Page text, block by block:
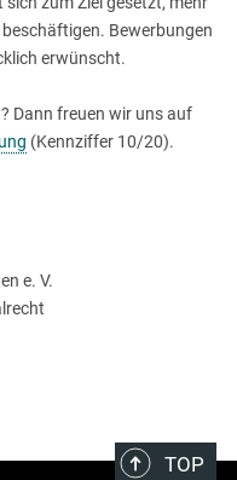
Bewerbungen
erwünscht.
Dann freuen wir uns auf
(Kennziffer 10/20).
e. V.
TOP